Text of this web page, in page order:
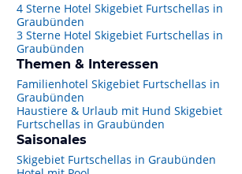
4 Sterne Hotel Skigebiet Furtschellas in
Graubünden
3 Sterne Hotel Skigebiet Furtschellas in
Graubünden
Themen & Interessen
Familienhotel Skigebiet Furtschellas in
Graubünden
Haustiere & Urlaub mit Hund Skigebiet
Furtschellas in Graubünden
Saisonales
Skigebiet Furtschellas in Graubünden